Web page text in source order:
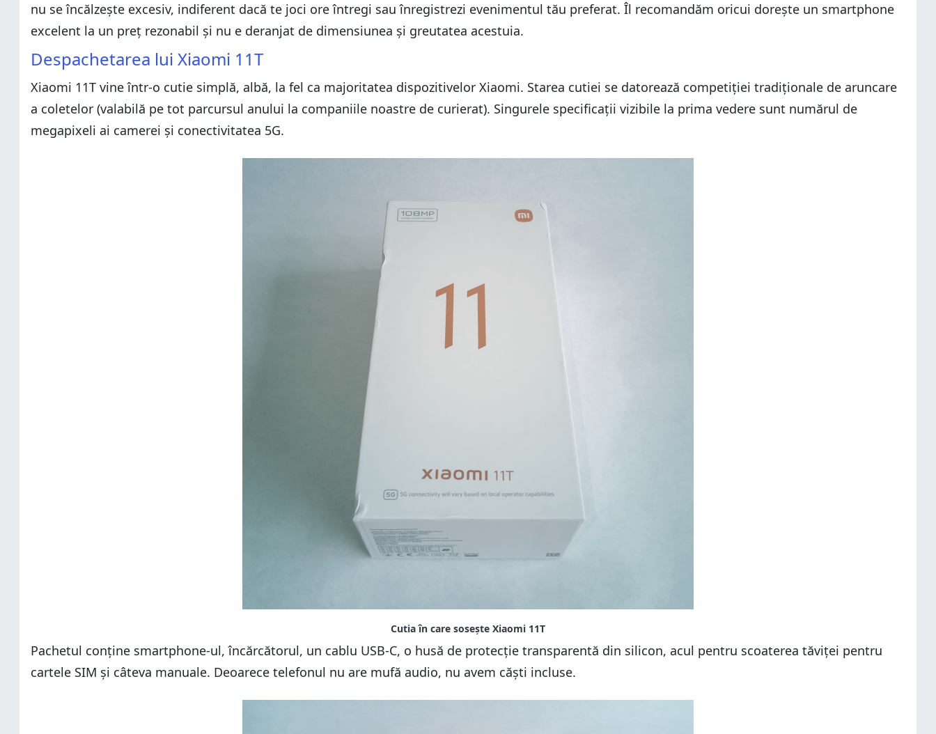
nu se încălzește excesiv, indiferent dacă te joci ore întregi sau înregistrezi evenimentul tău preferat. Îl recomandăm oricui dorește un smartphone
excelent la un preț rezonabil și nu e deranjat de dimensiunea și greutatea acestuia.
Despachetarea lui Xiaomi 11T
Xiaomi 11T vine într-o cutie simplă, albă, la fel ca majoritatea dispozitivelor Xiaomi. Starea cutiei se datorează competiției tradiționale de aruncare
a coletelor (valabilă pe tot parcursul anului la companiile noastre de curierat). Singurele specificații vizibile la prima vedere sunt numărul de
megapixeli ai camerei și conectivitatea 5G.
Pachetul conține smartphone-ul, încărcătorul, un cablu USB-C, o husă de protecție transparentă din silicon, acul pentru scoaterea tăviței pentru
cartele SIM și câteva manuale. Deoarece telefonul nu are mufă audio, nu avem căști incluse.